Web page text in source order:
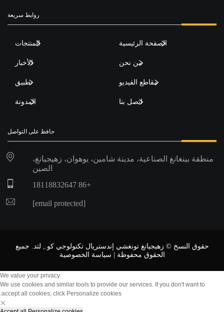
روابط سريعة
الصفحة الرئيسية المنتجات
من نحن الأخبار
مقاطع الفيديو تطبيق
اتصل بنا المدونة
حافظ على التواصل
منطقة بينغانغ الصناعية، مدينة شامين، يوهوان، زهيجيانغ،
الصين
+86 18118832647
[email protected]
حقوق النسخ © زهيجيانغ تونغشي إندستريال تكنولوجي كو., لتد. جميع
الحقوق محفوظة | سياسة الخصوصية
We value your privacy
We use cookies and similar tools to provide our services. If you don't want to
accept all cookies, click Personalize cookies.